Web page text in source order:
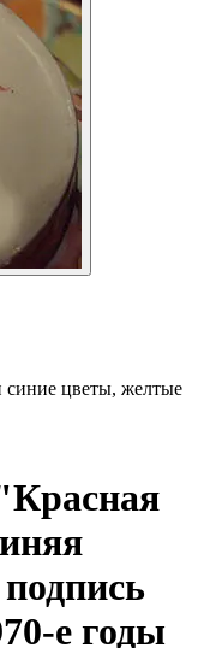
синие цветы, желтые
е годы